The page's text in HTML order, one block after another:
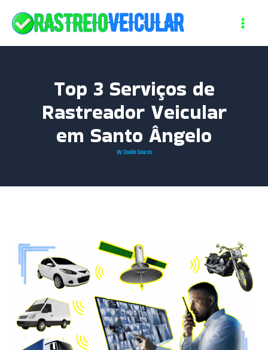
Top 3 Serviços de
Rastreador Veicular
em Santo Ângelo
ByDanilo Soares